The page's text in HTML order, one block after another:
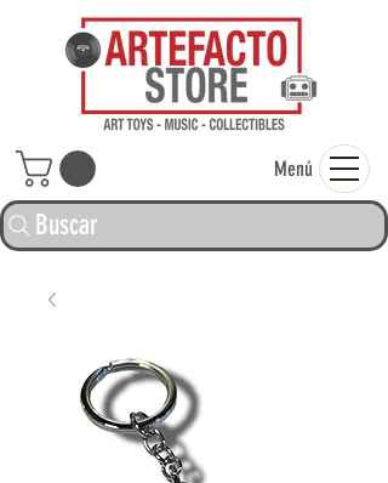
Buscar
Menú